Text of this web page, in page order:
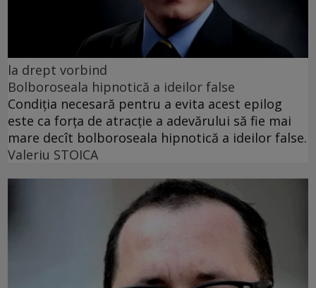
la drept vorbind
Bolboroseala hipnotică a ideilor false
Condiția necesară pentru a evita acest epilog
este ca forța de atracție a adevărului să fie mai
mare decît bolboroseala hipnotică a ideilor false.
Valeriu STOICA